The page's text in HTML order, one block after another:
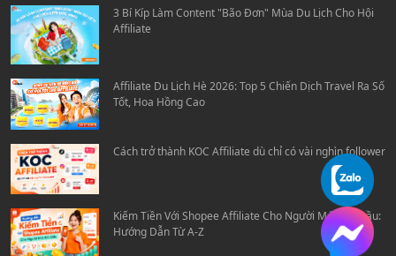
3 Bí Kíp Làm Content "Bão Đơn" Mùa Du Lịch Cho Hội
Affiliate
Affiliate Du Lịch Hè 2026: Top 5 Chiến Dịch Travel Ra Số
Tốt, Hoa Hồng Cao
Cách trở thành KOC Affiliate dù chỉ có vài nghìn follower
Kiếm Tiền Với Shopee Affiliate Cho Người Mới Bắt Đầu:
Hướng Dẫn Từ A-Z